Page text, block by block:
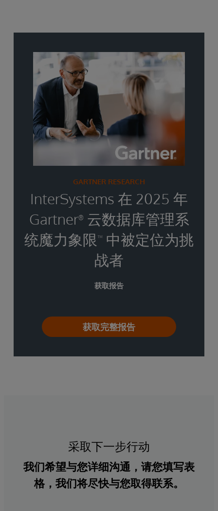
GARTNER RESEARCH
InterSystems 在 2025 年
Gartner® 云数据库管理系
统魔力象限 ™ 中被定位为挑
战者
获取报告
获取完整报告
采取下一步行动
我们希望与您详细沟通，请您填写表
格，我们将尽快与您取得联系。